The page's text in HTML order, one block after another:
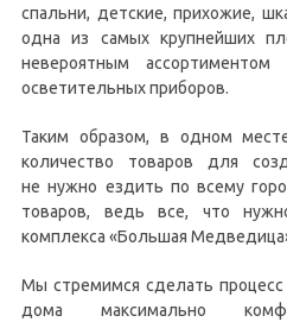
спальни, детские, прихожие,
одна из самых крупнейших
невероятным
осветительных приборов.
Таким образом, в одном
количество товаров для
не нужно ездить по всему
товаров, ведь все, что
комплекса «Большая
Мы стремимся сделать
дома максимально